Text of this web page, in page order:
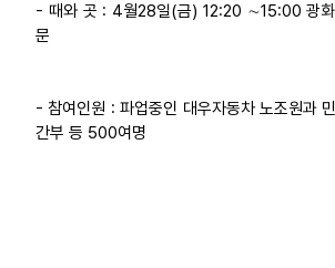
- 때와 곳 : 4월28일(금) 12:20 ∼15:00 광화
문
- 참여인원 : 파업중인 대우자동차 노조원과
간부 등 500여명